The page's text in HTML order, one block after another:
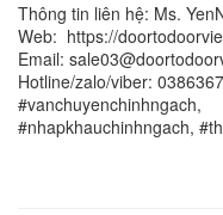
Thông tin liên hệ: Ms.
Web: https://
Email:
Hotline/zalo/viber:
#nhapkhauchinhngach,